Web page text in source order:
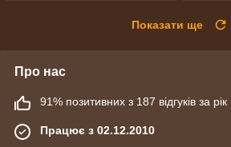
Показати ще
Про нас
91% позитивних з 187 відгуків за рік
Працює з 02.12.2010